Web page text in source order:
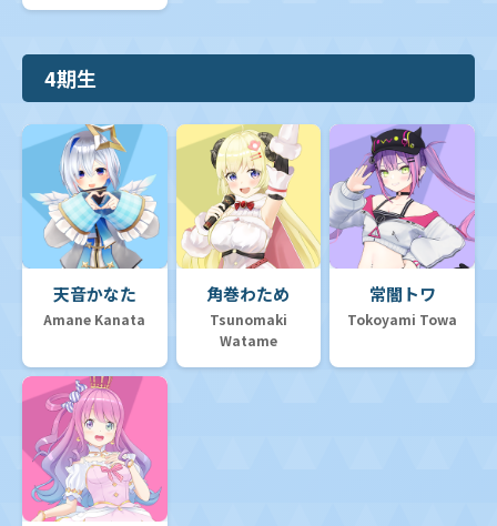
4期生
天音かなた
Amane Kanata
角巻わため
Tsunomaki
Watame
常闇トワ
Tokoyami Towa